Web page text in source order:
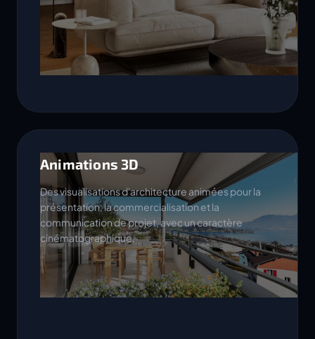
Animations 3D
Des visualisations d'architecture animées pour la
présentation, la commercialisation et la
communication de projet, avec un caractère
cinématographique.